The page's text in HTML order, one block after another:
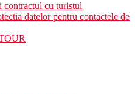
contractul cu turistul
datelor pentru contactele de